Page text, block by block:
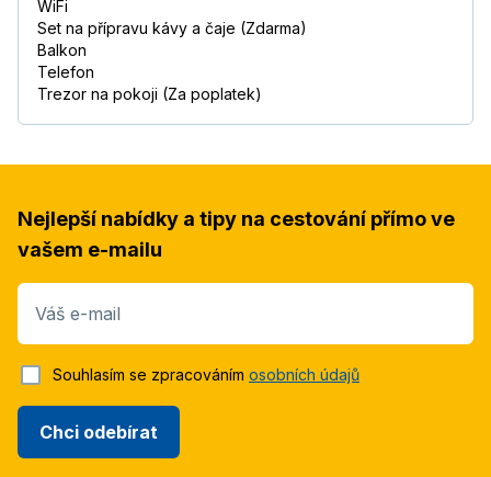
WiFi
Set na přípravu kávy a čaje (Zdarma)
Balkon
Telefon
Trezor na pokoji (Za poplatek)
Nejlepší nabídky a tipy na cestování přímo ve
vašem e-mailu
Váš e-mail
Chci odebírat
Souhlasím se zpracováním osobních údajů